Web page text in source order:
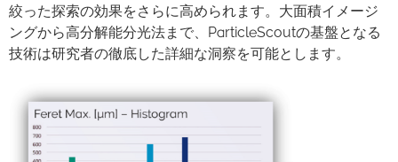
絞った探索の効果をさらに高められます。大面積イメージ
ングから高分解能分光法まで、ParticleScoutの基盤となる
技術は研究者の徹底した詳細な洞察を可能とします。